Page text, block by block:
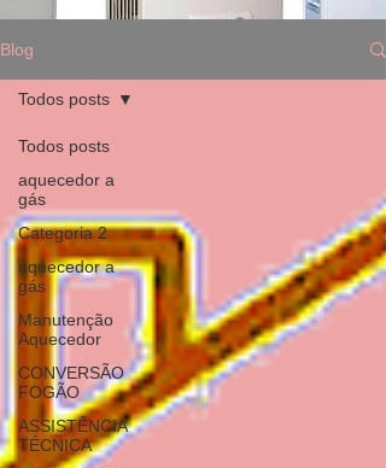
Blog
Todos posts
aquecedor a
gás
Categoria 2
aquecedor a
gás
Manutenção
Aquecedor
CONVERSÃO
FOGÃO
ASSISTÊNCIA
TÉCNICA
Todos posts